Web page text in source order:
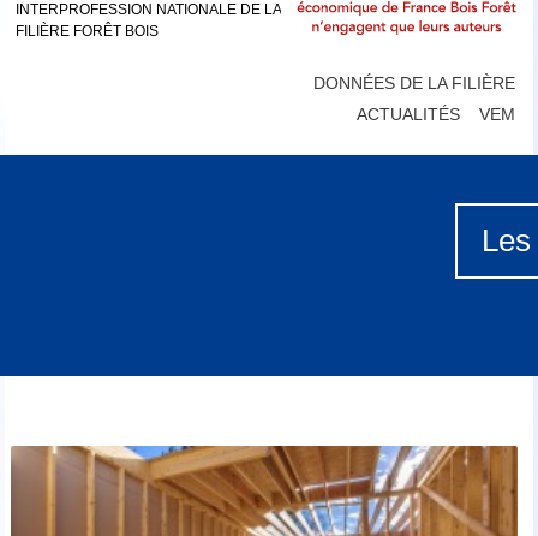
INTERPROFESSION NATIONALE DE LA
FILIÈRE FORÊT BOIS
DONNÉES DE LA FILIÈRE
ACTUALITÉS
VEM